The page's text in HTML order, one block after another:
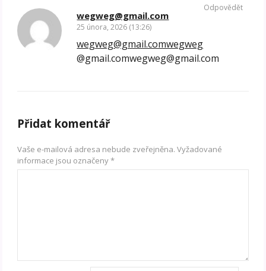
wegweg@gmail.com
25 února, 2026 (13:26)
wegweg@gmail.comwegweg
@gmail.comwegweg@gmail.com
Odpovědět
Přidat komentář
Vaše e-mailová adresa nebude zveřejněna. Vyžadované
informace jsou označeny*